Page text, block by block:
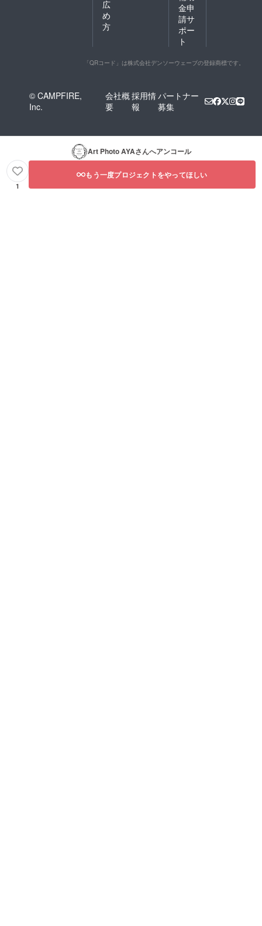
広
め
方
金申
請サ
ポー
ト
「QRコード」は株式会社デンソーウェーブの登録商標です。
© CAMPFIRE,
Inc.
会社概
要
採用情
報
パートナー
募集
Art Photo AYAさんへアンコール
1
もう一度プロジェクトをやってほしい